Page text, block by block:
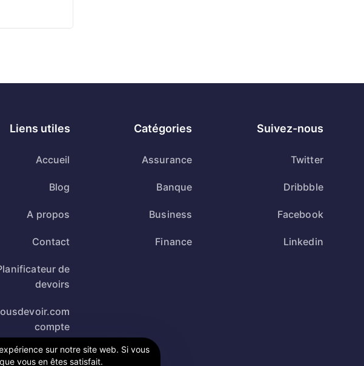
Liens utiles
Accueil
Blog
A propos
Contact
de
devoirs
compte
Catégories
Assurance
Banque
Business
Finance
Suivez-nous
Twitter
Dribbble
Facebook
Linkedin
sur notre site web. Si vous
vous en êtes satisfait.